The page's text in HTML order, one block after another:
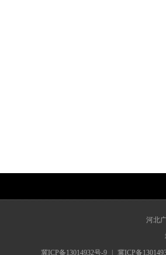
河北
冀ICP备13014932号-9
冀ICP备